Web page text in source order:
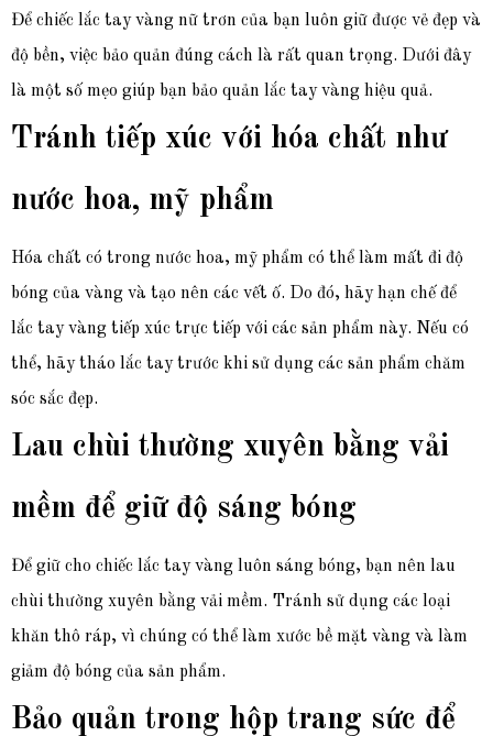
Để chiếc lắc tay vàng nữ trơn của bạn luôn giữ được vẻ đẹp và
độ bền, việc bảo quản đúng cách là rất quan trọng. Dưới đây
là một số mẹo giúp bạn bảo quản lắc tay vàng hiệu quả.
Tránh tiếp xúc với hóa chất như
nước hoa, mỹ phẩm
Hóa chất có trong nước hoa, mỹ phẩm có thể làm mất đi độ
bóng của vàng và tạo nên các vết ố. Do đó, hãy hạn chế để
lắc tay vàng tiếp xúc trực tiếp với các sản phẩm này. Nếu có
thể, hãy tháo lắc tay trước khi sử dụng các sản phẩm chăm
sóc sắc đẹp.
Lau chùi thường xuyên bằng vải
mềm để giữ độ sáng bóng
Để giữ cho chiếc lắc tay vàng luôn sáng bóng, bạn nên lau
chùi thường xuyên bằng vải mềm. Tránh sử dụng các loại
khăn thô ráp, vì chúng có thể làm xước bề mặt vàng và làm
giảm độ bóng của sản phẩm.
Bảo quản trong hộp trang sức để